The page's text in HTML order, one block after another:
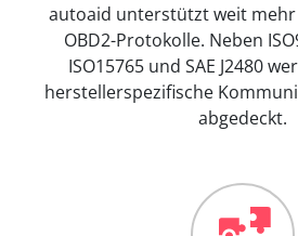
autoaid unterstützt weit mehr
OBD2-Protokolle. Neben
ISO15765 und SAE J2480
herstellerspezifische
abgedeckt.